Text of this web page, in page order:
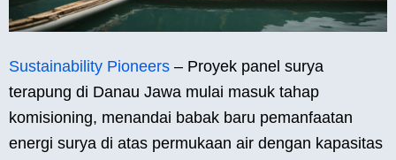
Sustainability Pioneers – Proyek panel surya
terapung di Danau Jawa mulai masuk tahap
komisioning, menandai babak baru pemanfaatan
energi surya di atas permukaan air dengan kapasitas